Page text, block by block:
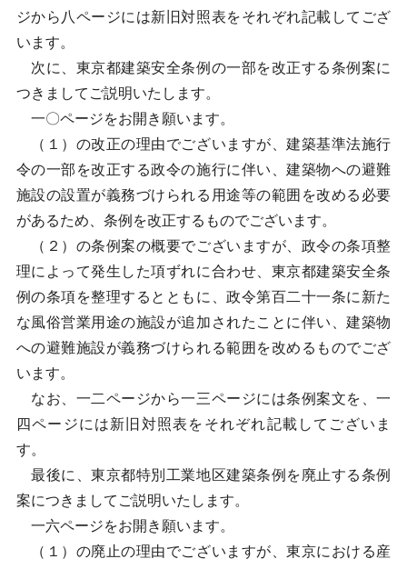
ジから八ページには新旧対照表をそれぞれ記載してござ
います。
次に、東京都建築安全条例の一部を改正する条例案に
つきましてご説明いたします。
一〇ページをお開き願います。
（１）の改正の理由でございますが、建築基準法施行
令の一部を改正する政令の施行に伴い、建築物への避難
施設の設置が義務づけられる用途等の範囲を改める必要
があるため、条例を改正するものでございます。
（２）の条例案の概要でございますが、政令の条項整
理によって発生した項ずれに合わせ、東京都建築安全条
例の条項を整理するとともに、政令第百二十一条に新た
な風俗営業用途の施設が追加されたことに伴い、建築物
への避難施設が義務づけられる範囲を改めるものでござ
います。
なお、一二ページから一三ページには条例案文を、一
四ページには新旧対照表をそれぞれ記載してございま
す。
最後に、東京都特別工業地区建築条例を廃止する条例
案につきましてご説明いたします。
一六ページをお開き願います。
（１）の廃止の理由でございますが、東京における産